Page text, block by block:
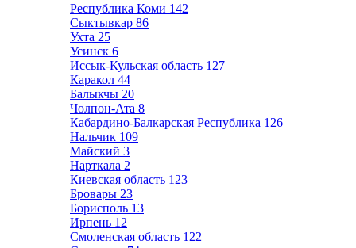
Республика Коми 142
Сыктывкар 86
Ухта 25
Усинск 6
Иссык-Кульская область 127
Каракол 44
Балыкчы 20
Чолпон-Ата 8
Кабардино-Балкарская Республика 126
Нальчик 109
Майский 3
Нарткала 2
Киевская область 123
Бровары 23
Борисполь 13
Ирпень 12
Смоленская область 122